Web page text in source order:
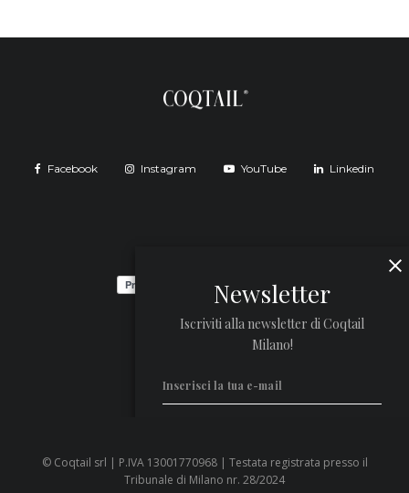
Facebook Instagram YouTube Linkedin
Newsletter
Iscriviti alla newsletter di Coqtail
Milano!
Privacy Policy
© Coqtail srl | P.IVA 13001770968 | Testata registrata presso il
Tribunale di Milano nr. 28/2024